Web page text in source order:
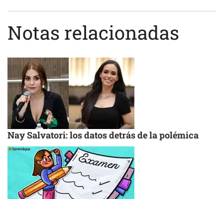
Notas relacionadas
Nay Salvatori: los datos detrás de la polémica